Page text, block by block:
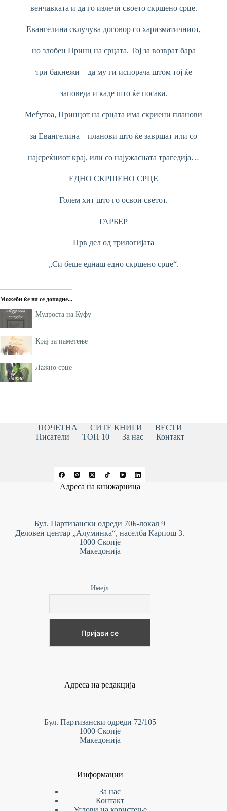
венчавката и да го излечи своето скршено срце.
Евангелина склучува договор со харизматичниот,
но злобен Принц на срцата. Тој за возврат бара
три бакнежи – да му ги испорача штом тој ќе
заповеда и каде што ќе посака.
Меѓутоа, Принцот на срцата има скриени планови
за Евангелина – планови што ќе завршат или со
најсреќниот крај, или со најужасната трагедија…
ЕДНО СКРШЕНО СРЦЕ
Голем хит што го освои светот.
ГАРБЕР
Прв дел од трилогијата
„Си беше еднаш едно скршено срце“.
Можеби ќе ви се допадне...
Мудроста на Куфу
Крај за паметење
Лажно срце
ПОЧЕТНА СИТЕ КНИГИ
ВЕСТИ
Писатели
ТОП 10 За нас Контакт
Адреса на книжарница
Бул. Партизански одреди 70Б-локал 9
Деловен центар „Алуминка“, населба Карпош 3.
1000 Скопје
Македонија
Имејл
Адреса на редакција
Бул. Партизански одреди 72/105
1000 Скопје
Македонија
Информации
За нас
Контакт